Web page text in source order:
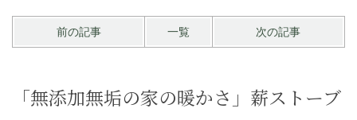
前の記事 一覧 次の記事
「無添加無垢の家の暖かさ」薪ストーブ